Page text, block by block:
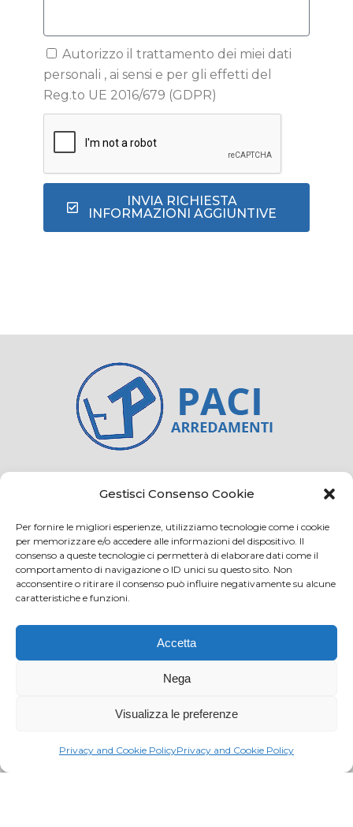
Gestisci Consenso Cookie
Per fornire le migliori esperienze, utilizziamo tecnologie come i cookie
per memorizzare e/o accedere alle informazioni del dispositivo. Il
consenso a queste tecnologie ci permetterà di elaborare dati come il
comportamento di navigazione o ID unici su questo sito. Non
acconsentire o ritirare il consenso può influire negativamente su alcune
caratteristiche e funzioni.
Accetta
Nega
Visualizza le preferenze
Privacy and Cookie PolicyPrivacy and Cookie Policy
Autorizzo il trattamento dei miei dati
personali , ai sensi e per gli effetti del
Reg.to UE 2016/679 (GDPR)
INVIA RICHIESTA
INFORMAZIONI AGGIUNTIVE
Credits Privacy and cookie
Via Virginio 358/360
Loc. Anselmo 50025 Montespertoli (FI)
E-mail: info@paciarrediscolastici.com
PEC: pacisrl@interfreepec.it
Tel e Fax: +39 0571 675108
PI e CF: 05012160486 Registro delle Imprese di
Capitale Sociale Euro 20.800,00 i.v.